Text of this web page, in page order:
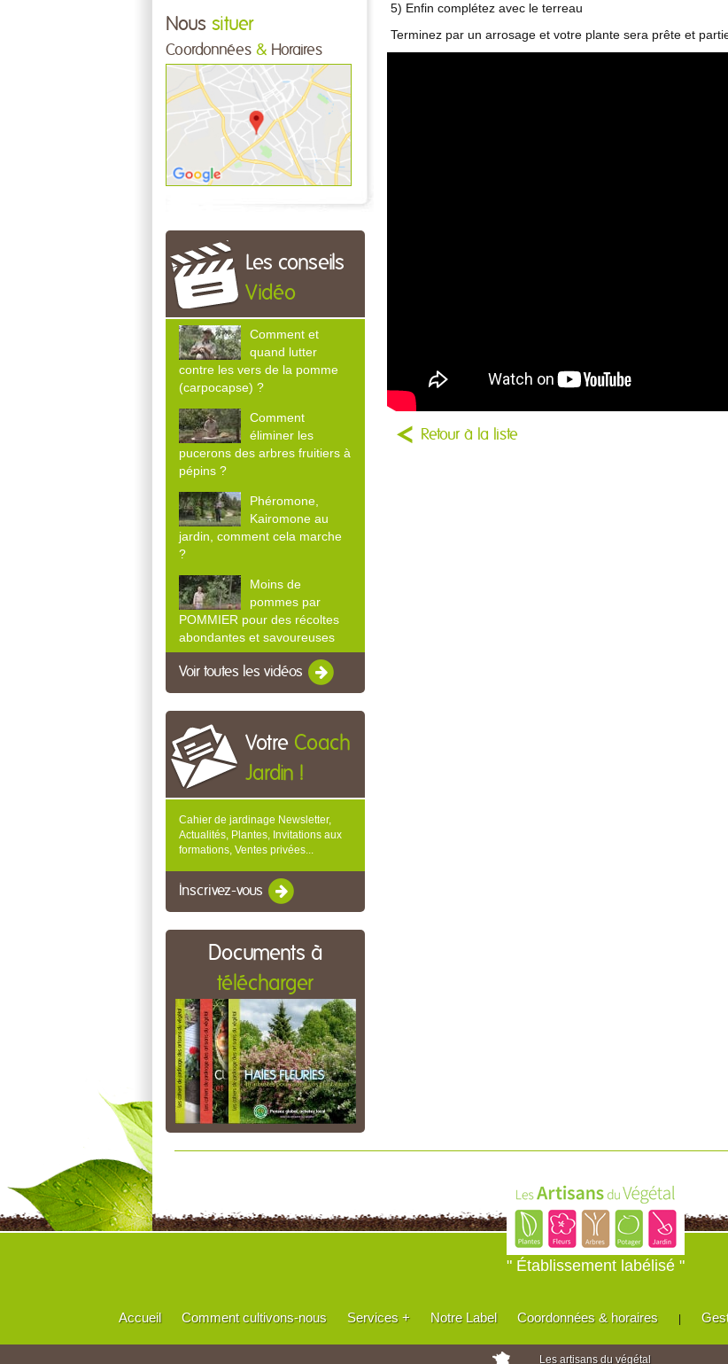
Nous situer
Coordonnées & Horaires
Les conseils
Vidéo
Comment et
quand lutter
contre les vers de la pomme
(carpocapse) ?
Comment
éliminer les
pucerons des arbres fruitiers à
pépins ?
Phéromone,
Kairomone au
jardin, comment cela marche
?
Moins de
pommes par
POMMIER pour des récoltes
abondantes et savoureuses
Voir toutes les vidéos
Votre Coach
Jardin !
Cahier de jardinage Newsletter,
Actualités, Plantes, Invitations aux
formations, Ventes privées...
Inscrivez-vous
Documents à
télécharger
5) Enfin complétez avec le terreau
Terminez par un arrosage et votre plante sera prête et
Retour à la liste
" Établissement labélisé "
Accueil Comment cultivons-nous Services + Notre Label Coordonnées & horaires |
Les artisans du végétal